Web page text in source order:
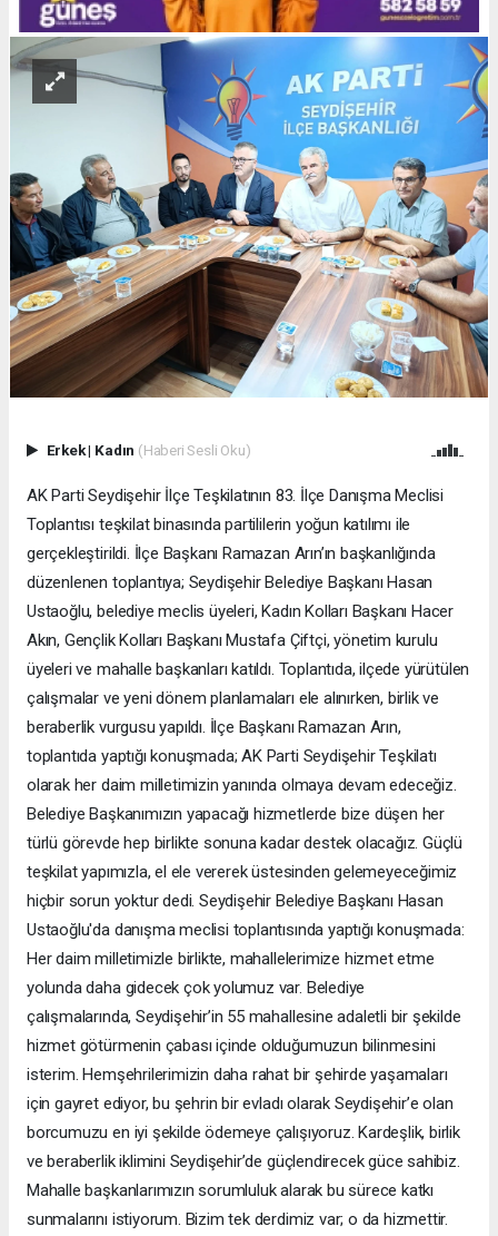
Erkek| Kadın (Haberi Sesli Oku)
AK Parti Seydişehir İlçe Teşkilatının 83. İlçe Danışma Meclisi
Toplantısı teşkilat binasında partililerin yoğun katılımı ile
gerçekleştirildi. İlçe Başkanı Ramazan Arın’ın başkanlığında
düzenlenen toplantıya; Seydişehir Belediye Başkanı Hasan
Ustaoğlu, belediye meclis üyeleri, Kadın Kolları Başkanı Hacer
Akın, Gençlik Kolları Başkanı Mustafa Çiftçi, yönetim kurulu
üyeleri ve mahalle başkanları katıldı. Toplantıda, ilçede yürütülen
çalışmalar ve yeni dönem planlamaları ele alınırken, birlik ve
beraberlik vurgusu yapıldı. İlçe Başkanı Ramazan Arın,
toplantıda yaptığı konuşmada; AK Parti Seydişehir Teşkilatı
olarak her daim milletimizin yanında olmaya devam edeceğiz.
Belediye Başkanımızın yapacağı hizmetlerde bize düşen her
türlü görevde hep birlikte sonuna kadar destek olacağız. Güçlü
teşkilat yapımızla, el ele vererek üstesinden gelemeyeceğimiz
hiçbir sorun yoktur dedi. Seydişehir Belediye Başkanı Hasan
Ustaoğlu'da danışma meclisi toplantısında yaptığı konuşmada:
Her daim milletimizle birlikte, mahallelerimize hizmet etme
yolunda daha gidecek çok yolumuz var. Belediye
çalışmalarında, Seydişehir’in 55 mahallesine adaletli bir şekilde
hizmet götürmenin çabası içinde olduğumuzun bilinmesini
isterim. Hemşehrilerimizin daha rahat bir şehirde yaşamaları
için gayret ediyor, bu şehrin bir evladı olarak Seydişehir’e olan
borcumuzu en iyi şekilde ödemeye çalışıyoruz. Kardeşlik, birlik
ve beraberlik iklimini Seydişehir’de güçlendirecek güce sahibiz.
Mahalle başkanlarımızın sorumluluk alarak bu sürece katkı
sunmalarını istiyorum. Bizim tek derdimiz var; o da hizmettir.